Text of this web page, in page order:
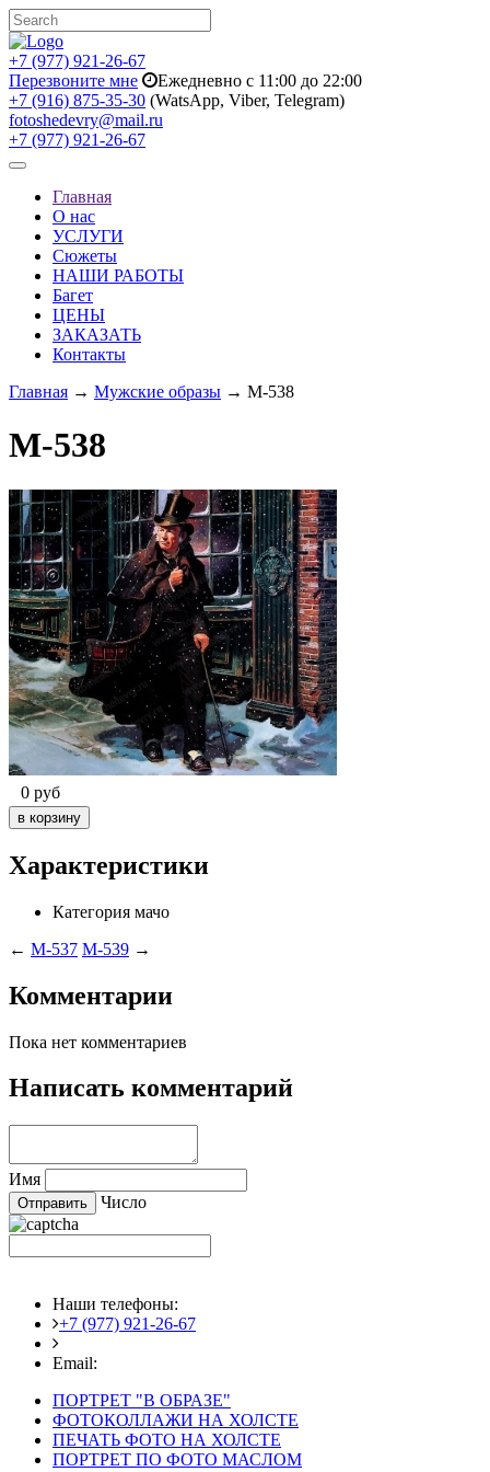
+7 (977) 921-26-67
Перезвоните мне
Ежедневно с 11:00 до 22:00
+7 (916) 875-35-30 (WatsApp, Viber, Telegram)
fotoshedevry@mail.ru
+7 (977) 921-26-67
Toggle
navigationГлавная
О нас
УСЛУГИ
Сюжеты
НАШИ РАБОТЫ
Багет
ЦЕНЫ
ЗАКАЗАТЬ
Контакты
Главная → Мужские образы → M-538
M-538
0 руб
Характеристики
Категория мачо
← M-537 M-539 →
Комментарии
Пока нет комментариев
Написать комментарий
Имя
Число
Наши телефоны:
+7 (977) 921-26-67
Email:
ПОРТРЕТ "В ОБРАЗЕ"
ФОТОКОЛЛАЖИ НА ХОЛСТЕ
ПЕЧАТЬ ФОТО НА ХОЛСТЕ
ПОРТРЕТ ПО ФОТО МАСЛОМ